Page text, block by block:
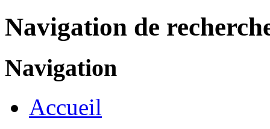
Navigation de
Navigation
Accueil